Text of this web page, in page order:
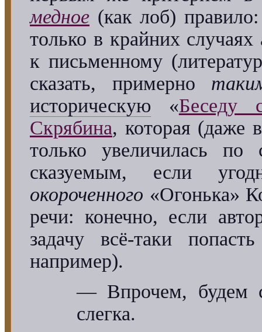
медное (как лоб)
только в крайних случаях
к письменному
сказать, примерно
историческую «Беседу
Скрябина, которая (даже
только увеличилась
сказуемым, если
окороченного «Огонька»
речи: конечно, если
задачу всё-таки
например).
— Впрочем, будем
слегка.